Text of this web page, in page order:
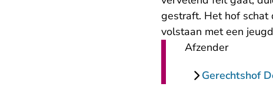
gestraft. Het hof schat
volstaan met een
Afzender
Gerechtshof